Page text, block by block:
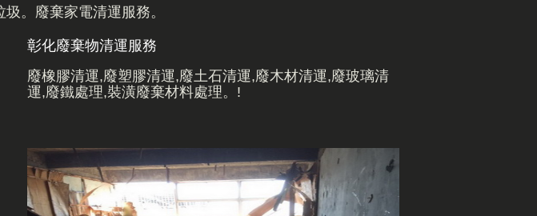
。廢棄家電清運服務。
彰化廢棄物清運服務
廢橡膠清運,廢塑膠清運,廢土石清運,廢木材清運,廢玻璃清
運,廢鐵處理,裝潢廢棄材料處理。!